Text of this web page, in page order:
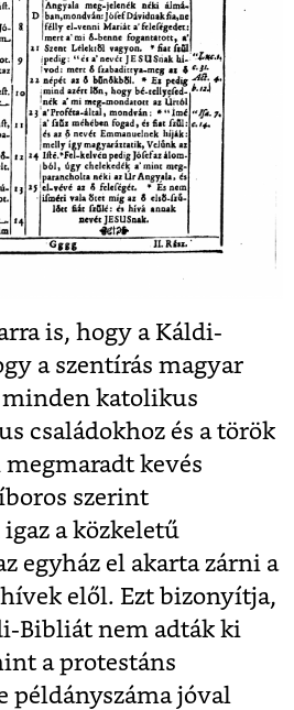
is, hogy a Káldi-
a szentírás magyar
minden katolikus
családokhoz és a török
kevés
szerint
a közkeletű
egyház el akarta zárni a
elől. Ezt bizonyítja,
Bibliát nem adták ki
a protestáns
példányszáma jóval